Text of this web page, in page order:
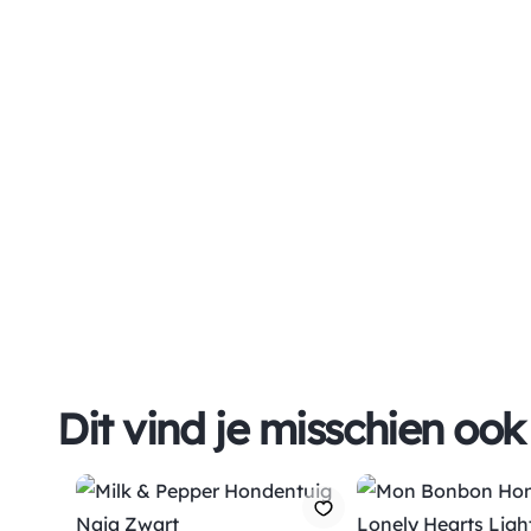
Dit vind je misschien